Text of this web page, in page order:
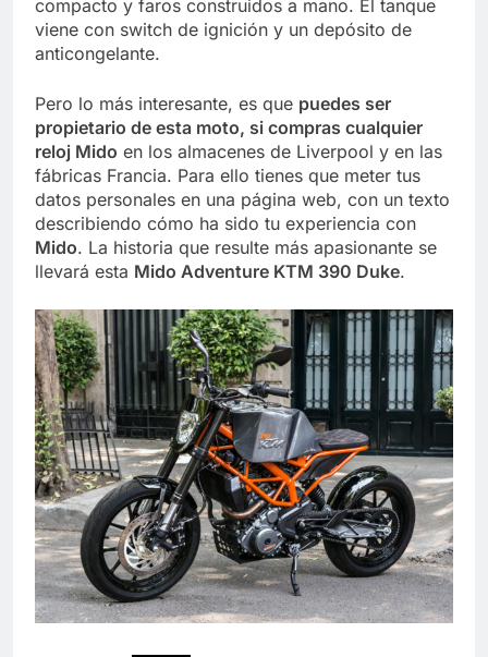
compacto y faros construidos a mano. El tanque
viene con switch de ignición y un depósito de
anticongelante.
Pero lo más interesante, es que puedes ser
propietario de esta moto, si compras cualquier
reloj Mido en los almacenes de Liverpool y en las
fábricas Francia. Para ello tienes que meter tus
datos personales en una página web, con un texto
describiendo cómo ha sido tu experiencia con
Mido. La historia que resulte más apasionante se
llevará esta Mido Adventure KTM 390 Duke.